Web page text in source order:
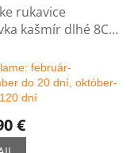
rukavice
kašmír dlhé 8C -
február-
do 20 dní, október-
dní
€